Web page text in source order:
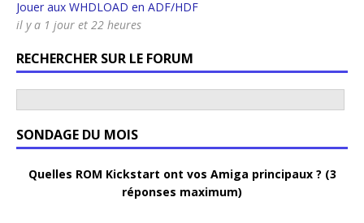
Jouer aux WHDLOAD en ADF/HDF
il y a 1 jour et 22 heures
RECHERCHER SUR LE FORUM
SONDAGE DU MOIS
Quelles ROM Kickstart ont vos Amiga principaux ? (3
réponses maximum)